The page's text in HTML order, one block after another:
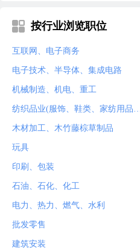
按行业浏览职位
互联网、电子商务
电子技术、半导体、集成电路
机械制造、机电、重工
纺织品业(服饰、鞋类、家纺用品
木材加工、木竹藤棕草制品
玩具
印刷、包装
石油、石化、化工
电力、热力、燃气、水利
批发零售
建筑安装